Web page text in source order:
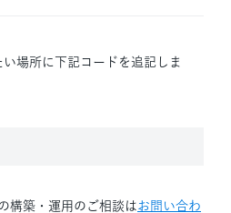
場所に下記コードを追記しま
構築・運用のご相談はお問い合わ